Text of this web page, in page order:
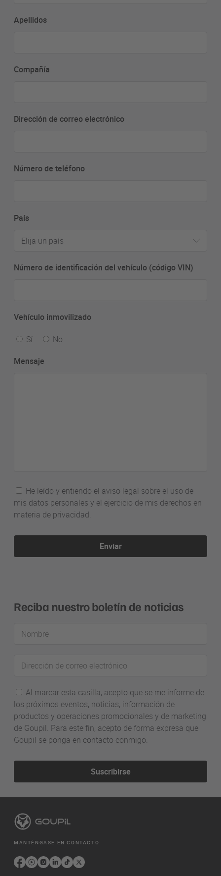
Apellidos
Compañía
Dirección de correo electrónico
Número de teléfono
País
Elija un país
Número de identificación del vehículo (código VIN)
Vehículo inmovilizado
Sí
No
Mensaje
He leído y entiendo el aviso legal sobre el uso de
mis datos personales y el ejercicio de mis derechos en
materia de privacidad.
Enviar
Reciba nuestro boletín de noticias
Nombre
Dirección
de
electrónico
Al marcar esta casilla, acepto que se me informe de
los próximos eventos, noticias, información de
productos y operaciones promocionales y de marketing
de Goupil. Para este fin, acepto de forma expresa que
Goupil se ponga en contacto conmigo.
Suscribirse
MANTÉNGASE EN CONTACTO